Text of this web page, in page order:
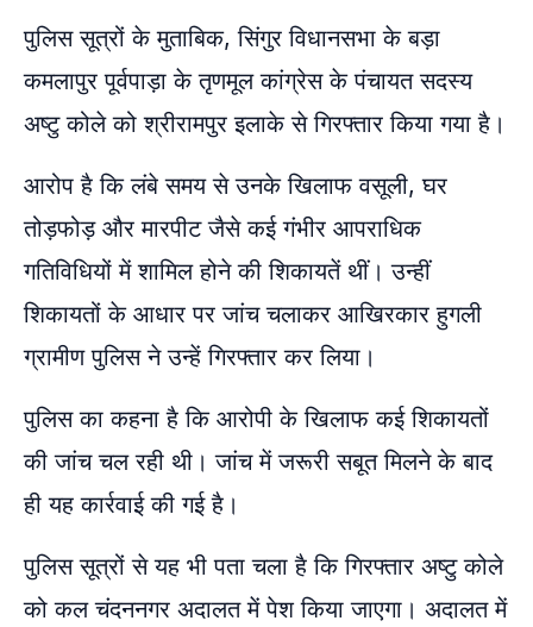
पुलिस सूत्रों के मुताबिक, सिंगुर विधानसभा के बड़ा
कमलापुर पूर्वपाड़ा के तृणमूल कांग्रेस के पंचायत सदस्य
अष्टु कोले को श्रीरामपुर इलाके से गिरफ्तार किया गया है।
आरोप है कि लंबे समय से उनके खिलाफ वसूली, घर
तोड़फोड़ और मारपीट जैसे कई गंभीर आपराधिक
गतिविधियों में शामिल होने की शिकायतें थीं। उन्हीं
शिकायतों के आधार पर जांच चलाकर आखिरकार हुगली
ग्रामीण पुलिस ने उन्हें गिरफ्तार कर लिया।
पुलिस का कहना है कि आरोपी के खिलाफ कई शिकायतों
की जांच चल रही थी। जांच में जरूरी सबूत मिलने के बाद
ही यह कार्रवाई की गई है।
पुलिस सूत्रों से यह भी पता चला है कि गिरफ्तार अष्टु कोले
को कल चंदननगर अदालत में पेश किया जाएगा। अदालत में